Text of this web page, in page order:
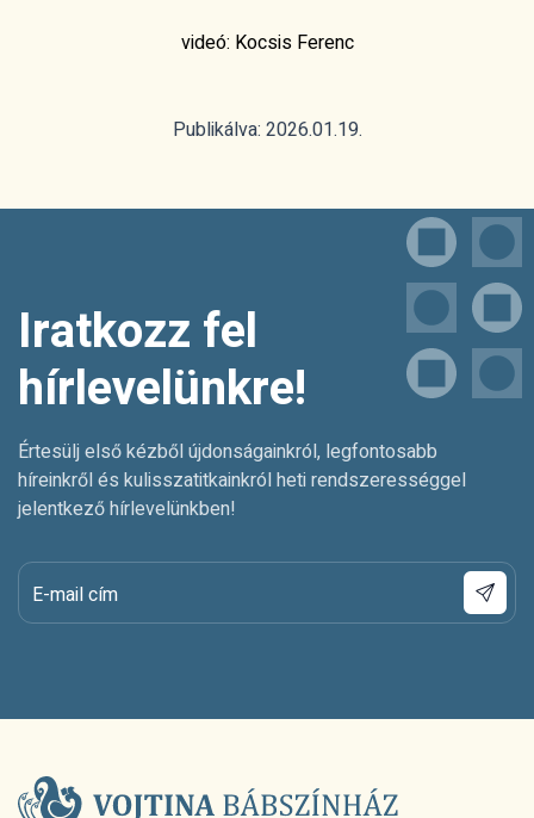
videó: Kocsis Ferenc
Publikálva: 2026.01.19.
Iratkozz fel
hírlevelünkre!
Értesülj első kézből újdonságainkról, legfontosabb
híreinkről és kulisszatitkainkról heti rendszerességgel
jelentkező hírlevelünkben!
E-mail cím